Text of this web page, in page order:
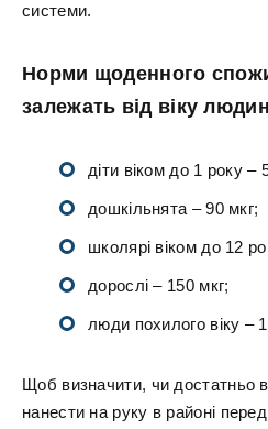
системи.
Норми щоденного
залежать від віку
діти віком до 1 року –
дошкільнята – 90 мкг;
школярі віком до 12
дорослі – 150 мкг;
люди похилого віку –
Щоб визначити, чи достатньо в
нанести на руку в районі